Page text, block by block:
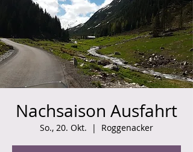
Nachsaison Ausfahrt
So., 20. Okt.
  |
Roggenacker